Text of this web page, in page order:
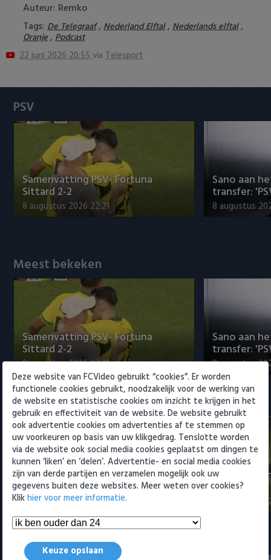
NAC Breda
PEC Zwolle
Roda JC
SC Heerenveen
Sparta
Vitesse
Auteur: Remko
Tags: De Telegraaf, Nederland Elftal, Nederlands elftal,
Oranje, Podcast
22 juni 2026 20:55via Telesport
PSV
Samenvatting PSV- Fortuna
Sittard 2-2
8 augustus 2026 22:21
Sano aan
transfer:
8 augustus
Meest bekeken
Samenvatting PSV- Fortuna
Sittard 2-2
8 augustus 2026 22:21
Sano aan
transfer:
8 augustus
Eredivisie
Samenvatting PSV- Fortuna
Sittard 2-2
8 augustus 2026 22:21
Willem II 4-1
8 augustus
Samenvattingen Eredivisie
Deze website van FCVideo gebruikt “cookies”. Er worden
functionele cookies gebruikt, noodzakelijk voor de werking van
de website en statistische cookies om inzicht te krijgen in het
gebruik en effectiviteit van de website. De website gebruikt
ook advertentie cookies om advertenties af te stemmen op
uw voorkeuren op basis van uw klikgedrag. Tenslotte worden
via de website ook social media cookies geplaatst om dingen te
kunnen ‘liken’ en ‘delen’. Advertentie- en social media cookies
zijn van derde partijen en verzamelen mogelijk ook uw
gegevens buiten deze websites. Meer weten over cookies?
Klikhier voor meer informatie.
Keuze opslaan